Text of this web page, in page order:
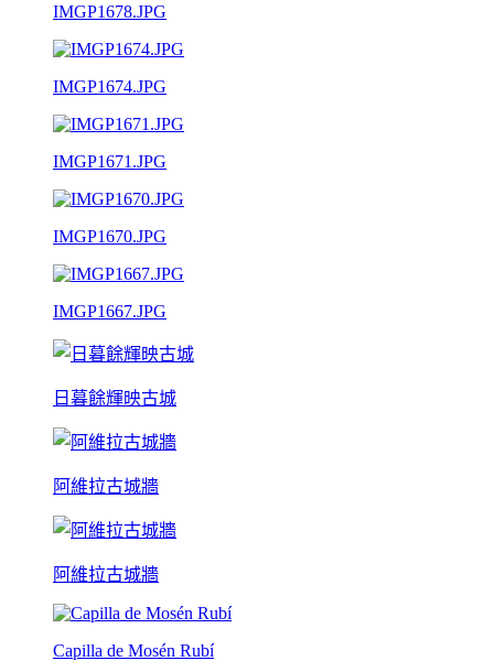
IMGP1678.JPG
IMGP1674.JPG
IMGP1671.JPG
IMGP1670.JPG
IMGP1667.JPG
日暮餘輝映古城
阿維拉古城牆
阿維拉古城牆
Capilla de Mosén Rubí